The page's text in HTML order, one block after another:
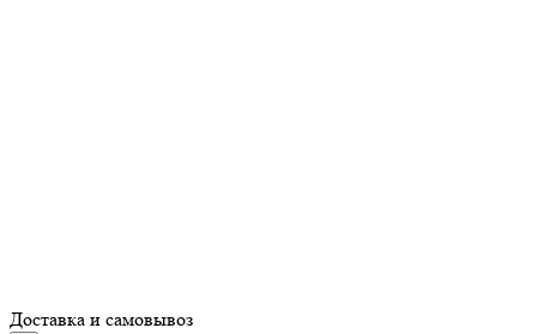
Доставка и самовывоз